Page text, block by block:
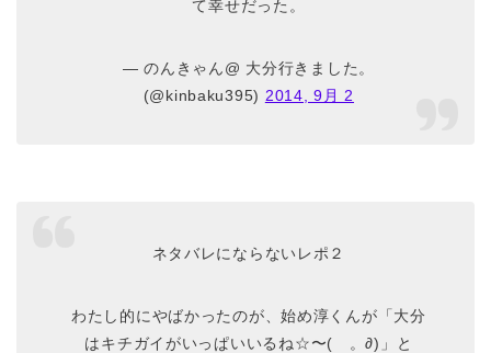
て幸せだった。
— のんきゃん@ 大分行きました。
(@kinbaku395) 2014, 9月 2
ネタバレにならないレポ２
わたし的にやばかったのが、始め淳くんが「大分
はキチガイがいっぱいいるね☆〜(ゝ。∂)」と